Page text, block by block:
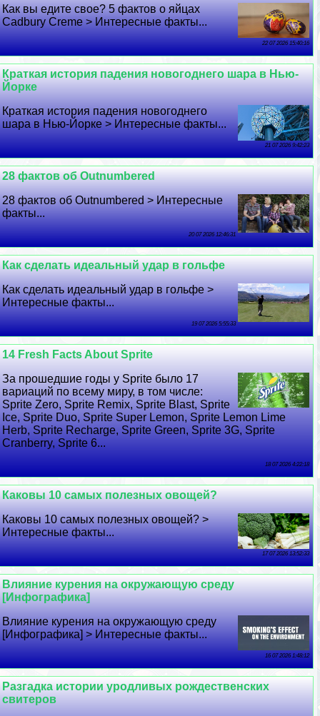
Как вы едите свое? 5 фактов о яйцах
Cadbury Creme > Интересные факты...
22 07 2026 15:40:16
Краткая история падения новогоднего шара в Нью-
Йорке
Краткая история падения новогоднего
шара в Нью-Йорке > Интересные факты...
21 07 2026 9:42:23
28 фактов об Outnumbered
28 фактов об Outnumbered > Интересные
факты...
20 07 2026 12:46:31
Как сделать идеальный удар в гольфе
Как сделать идеальный удар в гольфе >
Интересные факты...
19 07 2026 5:55:33
14 Fresh Facts About Sprite
За прошедшие годы у Sprite было 17
вариаций по всему миру, в том числе:
Sprite Zero, Sprite Remix, Sprite Blast, Sprite
Ice, Sprite Duo, Sprite Super Lemon, Sprite Lemon Lime
Herb, Sprite Recharge, Sprite Green, Sprite 3G, Sprite
Cranberry, Sprite 6...
18 07 2026 4:22:18
Каковы 10 самых полезных овощей?
Каковы 10 самых полезных овощей? >
Интересные факты...
17 07 2026 13:52:33
Влияние курения на окружающую среду
[Инфографика]
Влияние курения на окружающую среду
[Инфографика] > Интересные факты...
16 07 2026 1:48:12
Разгадка истории уpoдливых рождественских
свитеров